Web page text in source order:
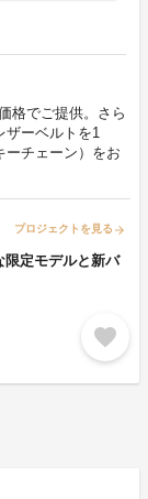
格でご提供。さら
ザーベルトを1
ーチェーン）をお
プロジェクトを見る arrow_forward
限定モデルと新バ
favorite